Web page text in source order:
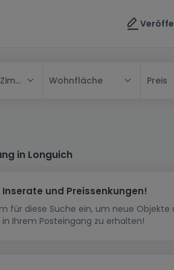
1 Zimmer Wohnfläche Preis
in Longuich
und Preissenkungen!
für diese Suche ein, um neue Objekte
Ihrem Posteingang zu erhalten!